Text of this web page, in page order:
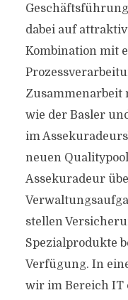
dabei auf
Kombination mit
Zusammenarbeit
wie der Basler
im
neuen
Assekuradeur
stellen
Spezialprodukte
Verfügung. In
wir im Bereich IT